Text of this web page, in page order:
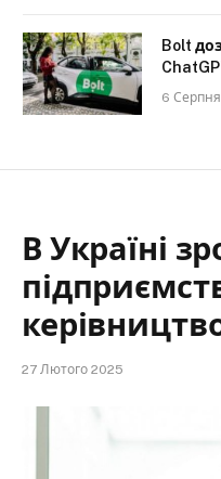
Bolt
6
В Україні
27 Лютого 2025